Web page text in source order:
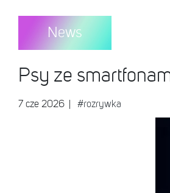
News
Psy ze
7 cze 2026 #rozrywka